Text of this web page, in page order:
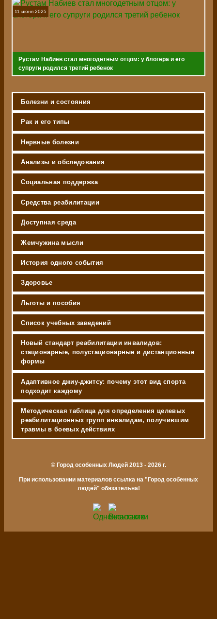
11 июня 2025
Рустам Набиев стал многодетным отцом: у блогера и его
супруги родился третий ребенок
Болезни и состояния
Рак и его типы
Нервные болезни
Анализы и обследования
Социальная поддержка
Средства реабилитации
Доступная среда
Жемчужина мысли
История одного события
Здоровье
Льготы и пособия
Список учебных заведений
Новый стандарт реабилитации инвалидов:
стационарные, полустационарные и дистанционные
формы
Адаптивное джиу-джитсу: почему этот вид спорта
подходит каждому
Методическая таблица для определения целевых
реабилитационных групп инвалидам, получившим
травмы в боевых действиях
© Город особенных Людей 2013 - 2026 г.
При использовании материалов ссылка на "Город особенных
людей" обязательна!